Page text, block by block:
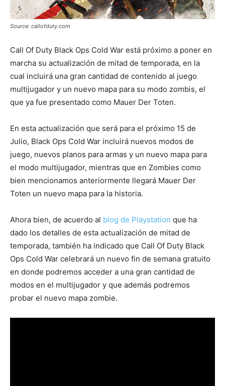
Source: callofduty.com
Call Of Duty Black Ops Cold War está próximo a poner en
marcha su actualización de mitad de temporada, en la
cual incluirá una gran cantidad de contenido al juego
multijugador y un nuevo mapa para su modo zombis, el
que ya fue presentado como Mauer Der Toten.
En esta actualización que será para el próximo 15 de
Julio, Black Ops Cold War incluirá nuevos modos de
juego, nuevos planos para armas y un nuevo mapa para
el modo multijugador, mientras que en Zombies como
bien mencionamos anteriormente llegará Mauer Der
Toten un nuevo mapa para la historia.
Ahora bien, de acuerdo al blog de Playstation que ha
dado los detalles de esta actualización de mitad de
temporada, también ha indicado que Call Of Duty Black
Ops Cold War celebrará un nuevo fin de semana gratuito
en donde podremos acceder a una gran cantidad de
modos en el multijugador y que además podremos
probar el nuevo mapa zombie.